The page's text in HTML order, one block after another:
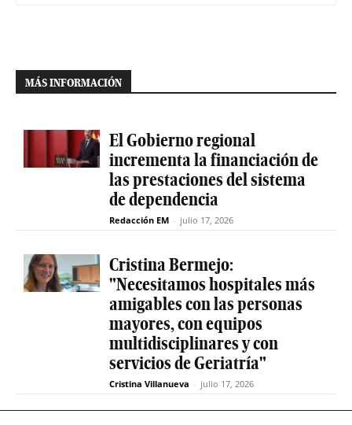
MÁS INFORMACIÓN
El Gobierno regional
incrementa la financiación de
las prestaciones del sistema
de dependencia
Redacción EM - julio 17, 2026
Cristina Bermejo:
"Necesitamos hospitales más
amigables con las personas
mayores, con equipos
multidisciplinares y con
servicios de Geriatría"
Cristina Villanueva - julio 17, 2026